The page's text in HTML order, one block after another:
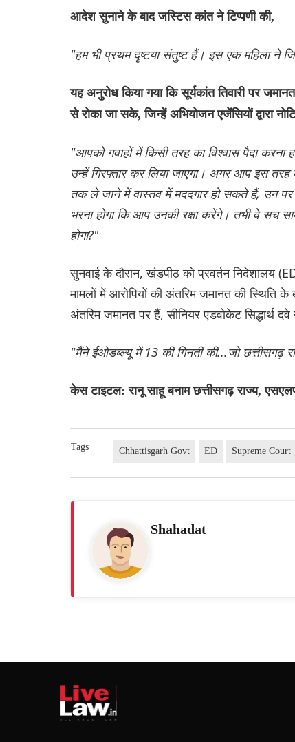
आदेश सुनाने के बाद जस्टिस कांत ने टिप्पणी की,
"हम भी प्रथम दृष्टया संतुष्ट हैं। इस एक महिला ने
यह अनुरोध किया गया कि सूर्यकांत तिवारी पर
से रोका जा सके, जिन्हें अभियोजन एजेंसियों द्वारा
"आपको गवाहों में किसी तरह का विश्वास पैदा
उन्हें गिरफ्तार कर लिया जाएगा। अगर आप इस तरह
तक ले जाने में वास्तव में मददगार हो सकते हैं, उन पर
भरना होगा कि आप उनकी रक्षा करेंगे। तभी वे सच
होगा?"
सुनवाई के दौरान, खंडपीठ को प्रवर्तन निदेशालय
मामलों में आरोपियों की अंतरिम जमानत की स्थिति
अंतरिम जमानत पर हैं, सीनियर एडवोकेट सिद्धार्थ दवे
"मैंने ईओडब्ल्यू में 13 की गिनती की...जो
केस टाइटल: रानू साहू बनाम छत्तीसगढ़ राज्य,
Tags Chhattisgarh Govt ED Supreme Court
Shahadat